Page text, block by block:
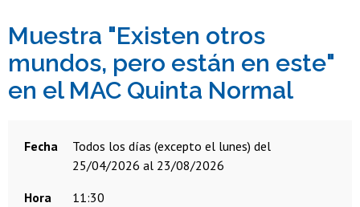
Funcionarias/os
Egresadas/os
Muestra "Existen otros
mundos, pero están en este"
en el MAC Quinta Normal
Fecha
todos los días (excepto el lunes) del
25/04/2026 al 23/08/2026
Hora
11:30